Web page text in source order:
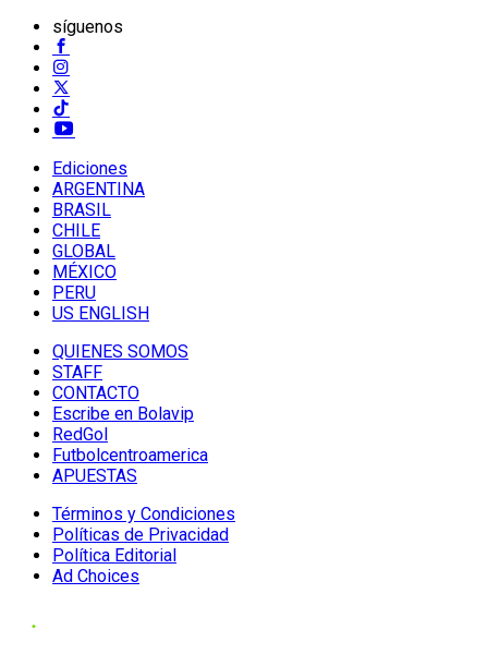
síguenos
Ediciones
ARGENTINA
BRASIL
CHILE
GLOBAL
MÉXICO
PERU
US ENGLISH
QUIENES SOMOS
STAFF
CONTACTO
Escribe en Bolavip
RedGol
Futbolcentroamerica
APUESTAS
Términos y Condiciones
Políticas de Privacidad
Política Editorial
Ad Choices